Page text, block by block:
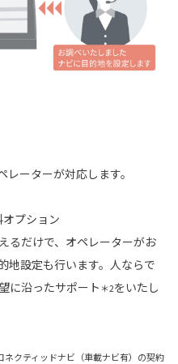
ーターが対応します。
プション
るだけで、オペレーターがお
地設定も行います。人ならで
に沿ったサポート ＊2をいたし
クティッドナビ（車載ナビ有）の契約